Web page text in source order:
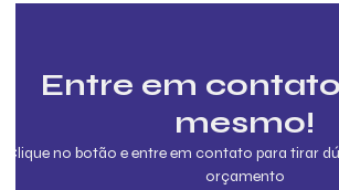
Entre em
mesmo!
Clique no botão e entre em contato para tirar
orçamento